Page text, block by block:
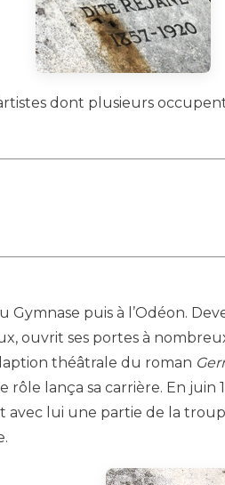
dont plusieurs
puis à l’Odéon.
ouvrit ses portes à
théâtrale du roman
rôle lança sa carrière. En
avec lui une partie de la